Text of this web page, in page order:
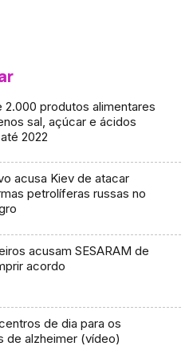
2.000 produtos alimentares
sal, açúcar e ácidos
2022
acusa Kiev de atacar
petrolíferas russas no
acusam SESARAM de
acordo
de dia para os
de alzheimer (vídeo)